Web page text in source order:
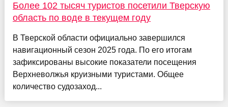
Более 102 тысяч туристов посетили Тверскую
область по воде в текущем году
В Тверской области официально завершился
навигационный сезон 2025 года. По его итогам
зафиксированы высокие показатели посещения
Верхневолжья круизными туристами. Общее
количество судозаход...